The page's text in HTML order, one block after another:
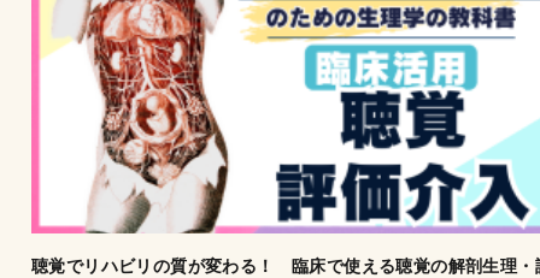
聴覚でリハビリの質が変わる！ 臨床で使える聴覚の解剖生理・